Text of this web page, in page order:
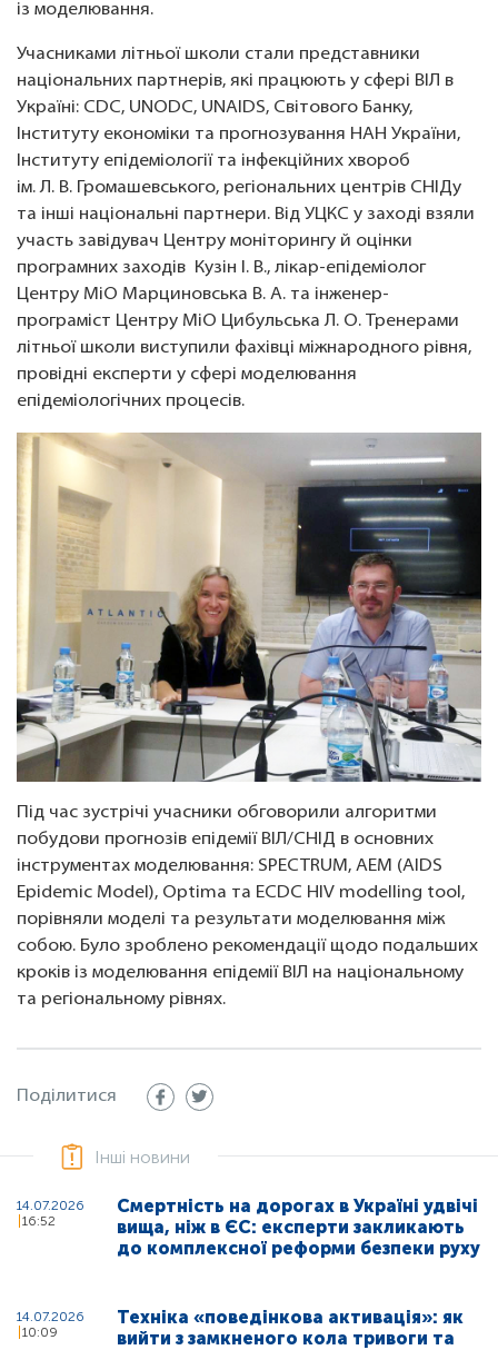
із моделювання.
Учасниками літньої школи стали представники
національних партнерів, які працюють у сфері ВІЛ в
Україні: CDC, UNODC, UNAIDS, Світового Банку,
Інституту економіки та прогнозування НАН України,
Інституту епідеміології та інфекційних хвороб
ім. Л. В. Громашевського, регіональних центрів СНІДу
та інші національні партнери. Від УЦКС у заході взяли
участь завідувач Центру моніторингу й оцінки
програмних заходів Кузін І. В., лікар-епідеміолог
Центру МіО Марциновська В. А. та інженер-
програміст Центру МіО Цибульська Л. О. Тренерами
літньої школи виступили фахівці міжнародного рівня,
провідні експерти у сфері моделювання
епідеміологічних процесів.
Під час зустрічі учасники обговорили алгоритми
побудови прогнозів епідемії ВІЛ/СНІД в основних
інструментах моделювання: SPECTRUM, AEM (AIDS
Epidemic Model), Optima та ECDC HIV modelling tool,
порівняли моделі та результати моделювання між
собою. Було зроблено рекомендації щодо подальших
кроків із моделювання епідемії ВІЛ на національному
та регіональному рівнях.
Поділитися
Інші новини
14.07.2026
16:52
Смертність на дорогах в Україні удвічі
вища, ніж в ЄС: експерти закликають
до комплексної реформи безпеки руху
14.07.2026
10:09
Техніка «поведінкова активація»: як
вийти з замкненого кола тривоги та